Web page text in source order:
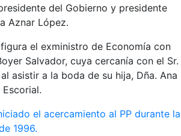
del Gobierno y presidente
Aznar López.
el exministro de Economía con
Salvador, cuya cercanía con el Sr.
asistir a la boda de su hija, Dña. Ana
el acercamiento al PP durante la
1996.